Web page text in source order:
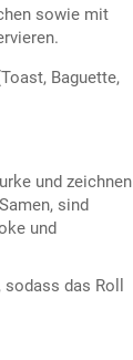
sowie mit
Baguette,
und zeichnen
sind
und
das Roll